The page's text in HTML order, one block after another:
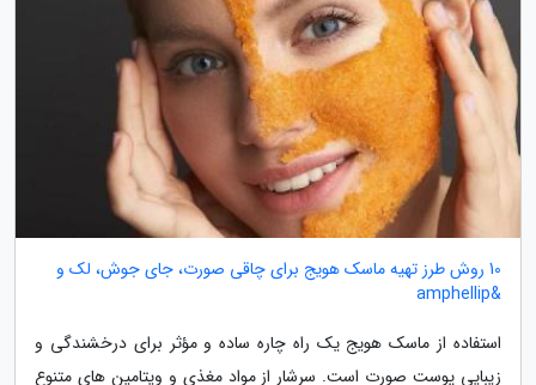
10 روش طرز تهیه ماسک هویج برای چاقی صورت، جای جوش، لک و
&amphellip
استفاده از ماسک هویج یک راه چاره ساده و مؤثر برای درخشندگی و
زیبایی پوست صورت است. سرشار از مواد مغذی و ویتامین های متنوع